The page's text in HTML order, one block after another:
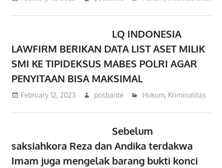
LQ INDONESIA
LAWFIRM BERIKAN DATA LIST ASET MILIK
SMI KE TIPIDEKSUS MABES POLRI AGAR
PENYITAAN BISA MAKSIMAL
February 12, 2023 posbante Hukum, Kriminalitas
Sebelum
saksiahkora Reza dan Andika terdakwa
Imam juga mengelak barang bukti konci